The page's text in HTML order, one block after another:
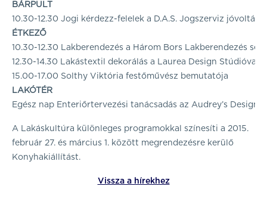
BÁRPULT
10.30-12.30 Jogi kérdezz-felelek a D.A.S. Jogszerviz
ÉTKEZŐ
10.30-12.30 Lakberendezés a Három Bors Lakberendezés
12.30-14.30 Lakástextil dekorálás a Laurea Design Stúdióval
15.00-17.00 Solthy Viktória festőművész bemutatója
LAKÓTÉR
Egész nap Enteriőrtervezési tanácsadás az Audrey’s Design
A Lakáskultúra különleges programokkal színesíti a 2015.
február 27. és március 1. között megrendezésre kerülő
Konyhakiállítást.
Vissza a hírekhez